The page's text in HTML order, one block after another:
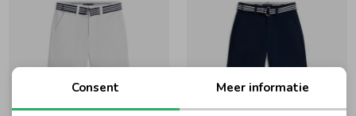
Kledingaccessoires
Consent Meer informatie